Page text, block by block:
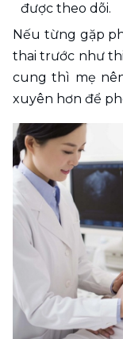
được theo dõi.
Nếu từng gặp
thai trước như
cung thì mẹ
xuyên hơn để